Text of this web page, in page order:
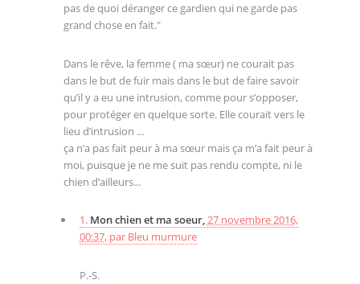
pas de quoi déranger ce gardien qui ne garde pas
grand chose en fait."
Dans le rêve, la femme ( ma sœur) ne courait pas
dans le but de fuir mais dans le but de faire savoir
qu’il y a eu une intrusion, comme pour s’opposer,
pour protéger en quelque sorte. Elle courait vers le
lieu d’intrusion ...
ça n’a pas fait peur à ma sœur mais ça m’a fait peur à
moi, puisque je ne me suit pas rendu compte, ni le
chien d’ailleurs...
1. Mon chien et ma soeur,27 novembre 2016,
00:37, par Bleu murmure
P.-S.